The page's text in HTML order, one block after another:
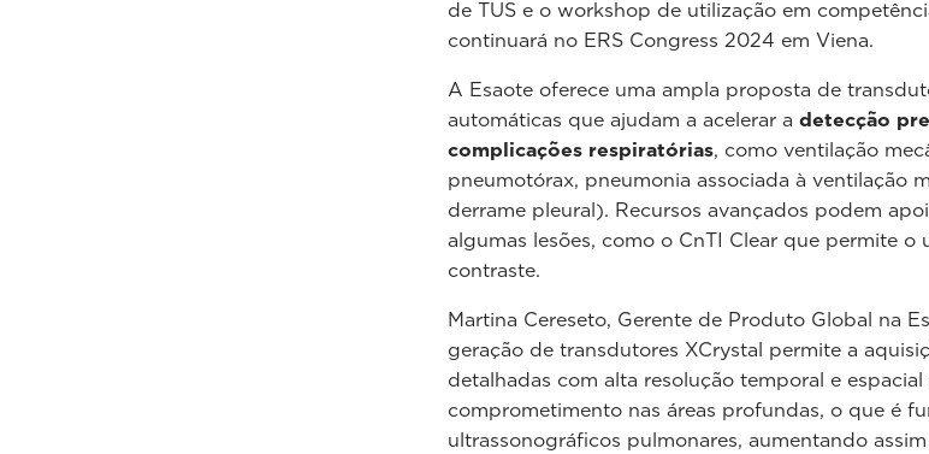
de TUS e o workshop de utilização em
continuará no ERS Congress 2024 em Viena.
A Esaote oferece uma ampla proposta de
automáticas que ajudam a acelerar a detecção
complicações respiratórias, como ventilação
pneumotórax, pneumonia associada à ventilação
derrame pleural). Recursos avançados podem
algumas lesões, como o CnTI Clear que permite o
contraste.
Martina Cereseto, Gerente de Produto Global na
geração de transdutores XCrystal permite a
detalhadas com alta resolução temporal e
comprometimento nas áreas profundas, o que é
ultrassonográficos pulmonares, aumentando